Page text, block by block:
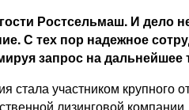
Ростсельмаш. И
С тех пор надежное
запрос на дальнейшее
стала участником